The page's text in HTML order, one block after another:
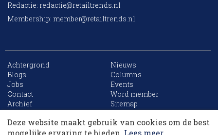
Redactie: redactie@retailtrends.nl
Membership: member@retailtrends.nl
Achtergrond
Nieuws
Blogs
Columns
Jobs
Events
Contact
Word member
Archief
Sitemap
Deze website maakt gebruik van cookies om de best
mogelijke ervaring te bieden. Lees meer
Korting op events